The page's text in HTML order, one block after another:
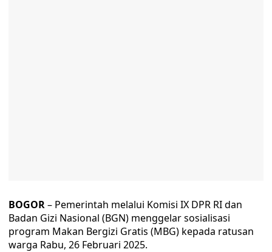
BOGOR– Pemerintah melalui Komisi IX DPR RI dan
Badan Gizi Nasional (BGN) menggelar sosialisasi
program Makan Bergizi Gratis (MBG) kepada ratusan
warga Rabu, 26 Februari 2025.